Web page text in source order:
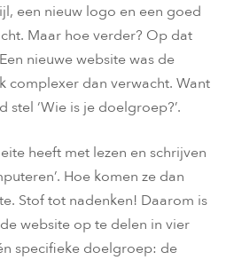
een nieuw logo en een goed
Maar hoe verder? Op dat
nieuwe website was de
complexer dan verwacht. Want
‘Wie is je doelgroep?’.
heeft met lezen en schrijven
Hoe komen ze dan
Stof tot nadenken! Daarom is
website op te delen in vier
specifieke doelgroep: de